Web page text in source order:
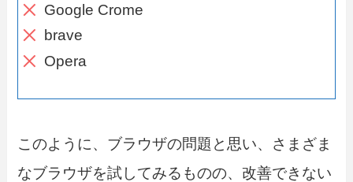
Google Crome
brave
Opera
このように、ブラウザの問題と思い、さまざま
なブラウザを試してみるものの、改善できない